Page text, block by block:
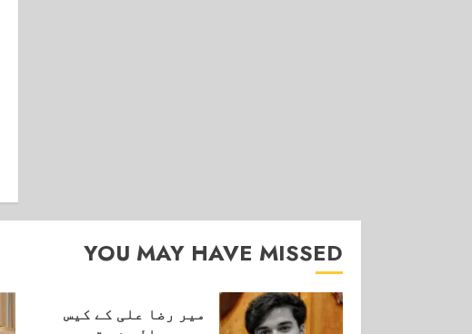
YOU MAY HAVE MISSED
میر رضا علی کے کیس